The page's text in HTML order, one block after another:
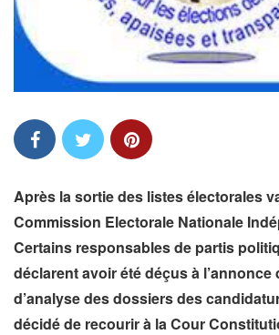
Après la sortie des listes électorales
Commission Electorale Nationale
Certains responsables de partis
déclarent avoir été déçus à l’annonce
d’analyse des dossiers des
décidé de recourir à la Cour